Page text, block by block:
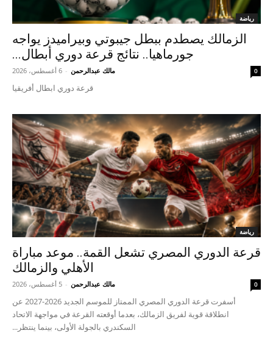
رياضة
الزمالك يصطدم ببطل جيبوتي وبيراميدز يواجه
جورماهيا.. نتائج قرعة دوري أبطال...
مالك عبدالرحمن - 6 أغسطس، 2026 0
قرعة دوري ابطال أفريقيا
رياضة
قرعة الدوري المصري تشعل القمة.. موعد مباراة
الأهلي والزمالك
مالك عبدالرحمن - 5 أغسطس، 2026 0
أسفرت قرعة الدوري المصري الممتاز للموسم الجديد 2026-2027 عن
انطلاقة قوية لفريق الزمالك، بعدما أوقعته القرعة في مواجهة الاتحاد
السكندري بالجولة الأولى، بينما ينتظر...